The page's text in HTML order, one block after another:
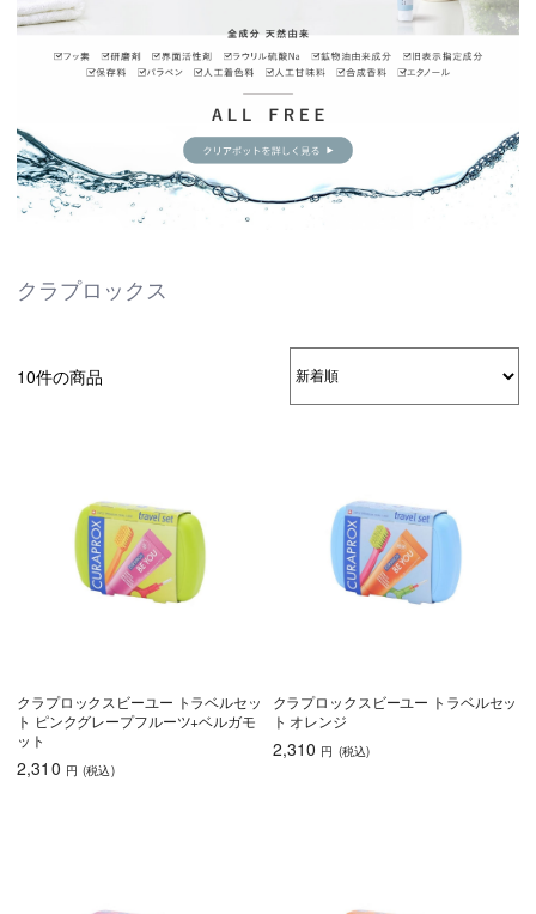
クラプロックス
10件の商品
クラプロックスビーユー トラベルセッ
ト ピンクグレープフルーツ+ベルガモ
ット
2,310 円 (税込)
クラプロックスビーユー トラベルセッ
ト オレンジ
2,310 円 (税込)